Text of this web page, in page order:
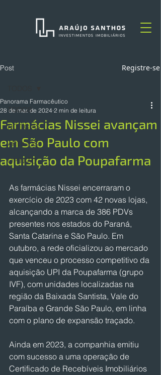
Post Registre-se
TODOS
NOTÍCIAS
ARTIGOS
OPINIÃO
Farmácias Nissei avançam
em São Paulo com
aquisição da Poupafarma
Panorama Farmacêutico
28 de mar. de 2024 2 min de leitura
As farmácias Nissei encerraram o
exercício de 2023 com 42 novas lojas,
alcançando a marca de 386 PDVs
presentes nos estados do Paraná,
Santa Catarina e São Paulo. Em
outubro, a rede oficializou ao mercado
que venceu o processo competitivo da
aquisição UPI da Poupafarma (grupo
IVF), com unidades localizadas na
região da Baixada Santista, Vale do
Paraíba e Grande São Paulo, em linha
com o plano de expansão traçado.
Ainda em 2023, a companhia emitiu
com sucesso a uma operação de
Certificado de Recebíveis Imobiliários